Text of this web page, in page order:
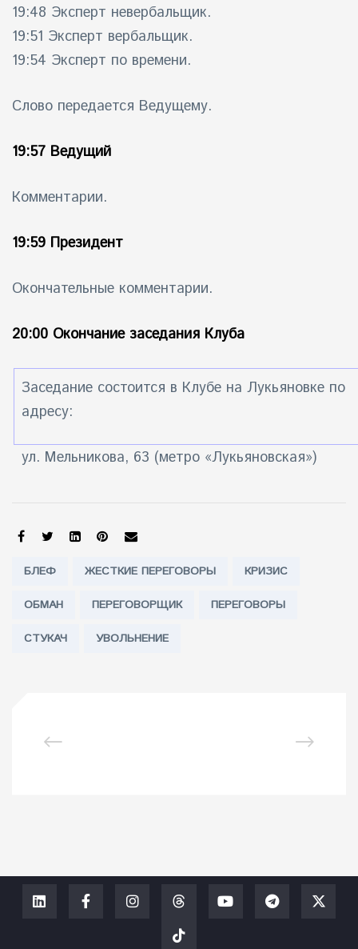
19:48 Эксперт невербальщик.
19:51 Эксперт вербальщик.
19:54 Эксперт по времени.
Слово передается Ведущему.
19:57 Ведущий
Комментарии.
19:59 Президент
Окончательные комментарии.
20:00 Окончание заседания Клуба
Заседание состоится в Клубе на Лукьяновке по
адресу:
ул. Мельникова, 63 (метро «Лукьяновская»)
SHARE:
Tags:
БЛЕФ ЖЕСТКИЕ ПЕРЕГОВОРЫ КРИЗИС
ОБМАН ПЕРЕГОВОРЩИК ПЕРЕГОВОРЫ
СТУКАЧ УВОЛЬНЕНИЕ